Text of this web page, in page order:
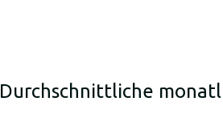
Durchschnittliche